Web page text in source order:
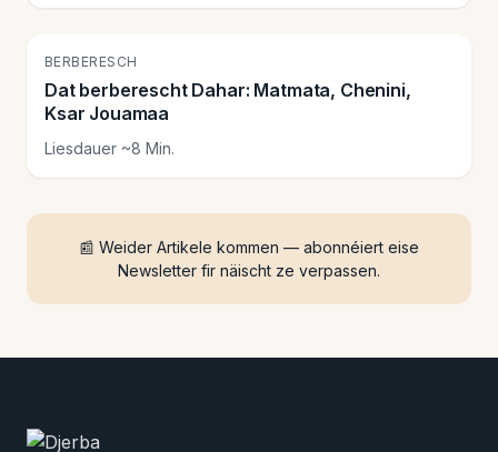
⛰️
BERBERESCH
Dat berberescht Dahar: Matmata, Chenini,
Ksar Jouamaa
Liesdauer ~8 Min.
📰 Weider Artikele kommen — abonnéiert eise
Newsletter fir näischt ze verpassen.